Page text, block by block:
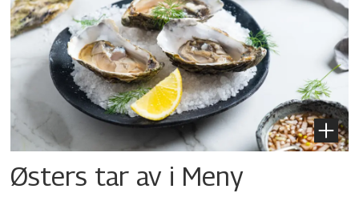
Østers tar av i Meny